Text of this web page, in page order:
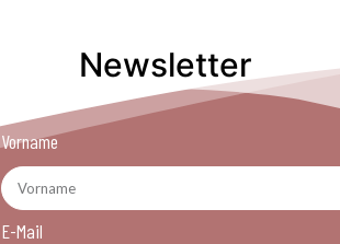
Newsletter
Vorname
E-Mail